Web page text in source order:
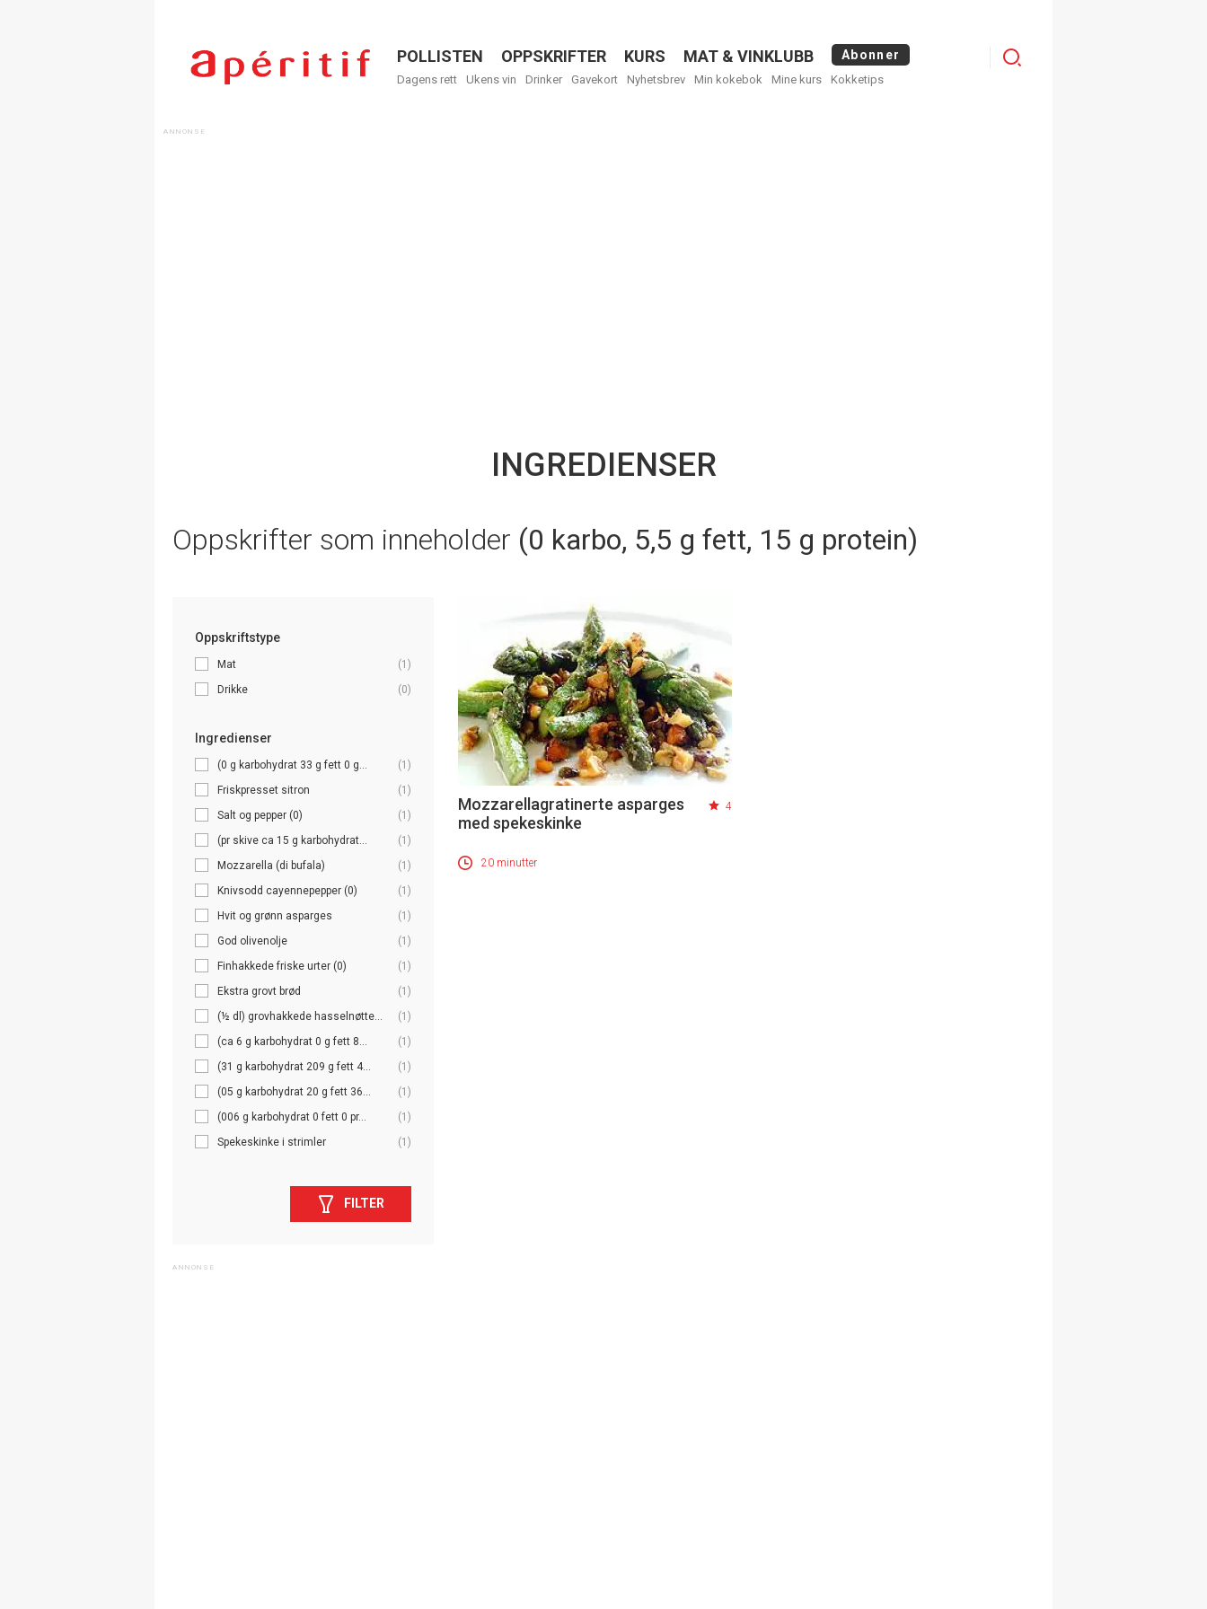
Menu
POLLISTEN OPPSKRIFTER KURS MAT & VINKLUBB Abonner
Dagens rett Ukens vin Drinker Gavekort Nyhetsbrev Min kokebok Mine kurs Kokketips
Logg
INGREDIENSER
Oppskrifter som inneholder (0 karbo, 5,5 g fett, 15 g protein)
Oppskriftstype
Mat
(1)
Drikke
(0)
Ingredienser
(0 g karbohydrat 33 g fett 0 g...
(1)
Friskpresset sitron
(1)
Salt og pepper (0)
(1)
(pr skive ca 15 g karbohydrat...
(1)
Mozzarella (di bufala)
(1)
Knivsodd cayennepepper (0)
(1)
Hvit og grønn asparges
(1)
God olivenolje
(1)
Finhakkede friske urter (0)
(1)
Ekstra grovt brød
(1)
(½ dl) grovhakkede hasselnøtte...
(1)
(ca 6 g karbohydrat 0 g fett 8...
(1)
(31 g karbohydrat 209 g fett 4...
(1)
(05 g karbohydrat 20 g fett 36...
(1)
(006 g karbohydrat 0 fett 0 pr...
(1)
Spekeskinke i strimler
(1)
FILTER
Mozzarellagratinerte asparges
med spekeskinke
4
20 minutter